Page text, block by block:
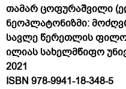
თამარ ცოფურაშვილი
ნეოპლატონიზმი:
სავლე წერეთლის
ილიას სახელმწიფო
2021
ISBN 978-9941-18-348-5